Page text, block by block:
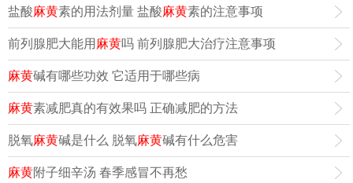
盐酸麻黄素的用法剂量 盐酸麻黄素的注意事项
前列腺肥大能用 麻黄吗 前列腺肥大治疗注意事项
麻黄碱有哪些功效 它适用于哪些病
麻黄素减肥真的有效果吗 正确减肥的方法
脱氧麻黄碱是什么 脱氧麻黄碱有什么危害
麻黄附子细辛汤 春季感冒不再愁